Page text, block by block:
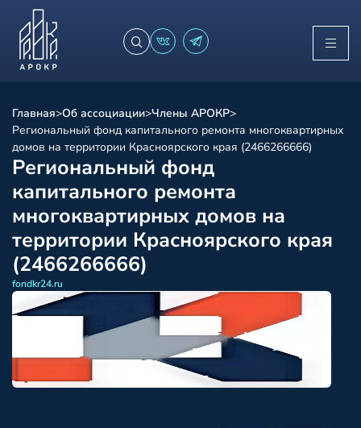
Главная>Об ассоциации>Члены АРОКР>
Региональный фонд капитального ремонта многоквартирных
домов на территории Красноярского края (2466266666)
Региональный фонд
капитального ремонта
многоквартирных домов на
территории Красноярского края
(2466266666)
fondkr24.ru